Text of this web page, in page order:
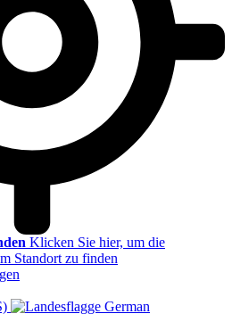
Klicken Sie hier, um die
Standort zu finden
German‎